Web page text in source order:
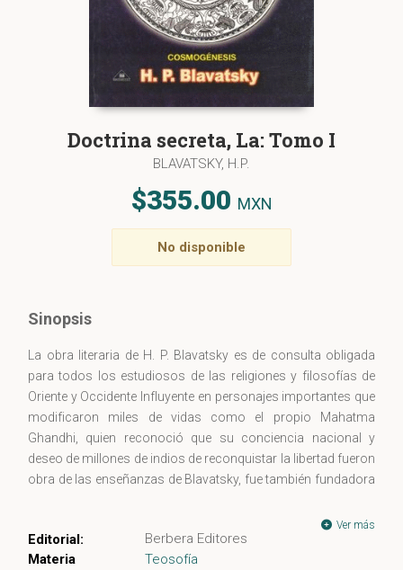
Doctrina secreta, La: Tomo I
BLAVATSKY, H.P.
$355.00 MXN
No disponible
Sinopsis
La obra literaria de H. P. Blavatsky es de consulta obligada
para todos los estudiosos de las religiones y filosofías de
Oriente y Occidente Influyente en personajes importantes que
modificaron miles de vidas como el propio Mahatma
Ghandhi, quien reconoció que su conciencia nacional y
deseo de millones de indios de reconquistar la libertad fueron
obra de las enseñanzas de Blavatsky, fue también fundadora
con el fin de compartir estudios místicos y ocultistas. Atisbar
en La Doctrina Secreta es cruzar el umbral y participar de ese
conocimiento esotérico, de donde la Sra. Blavatsky bebió.
Ver más
Editorial:
Berbera Editores
Materia
Teosofía